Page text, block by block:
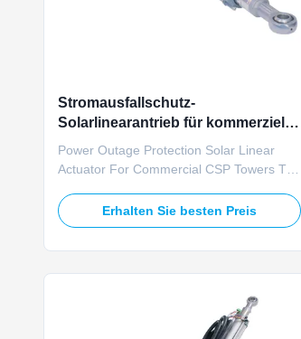
Stromausfallschutz-
Solarlinearantrieb für kommerzielle
CSP-Türme
Power Outage Protection Solar Linear
Actuator For Commercial CSP Towers The
solar linear actuator prevents heliostat
misalignment during blackouts for
Erhalten Sie besten Preis